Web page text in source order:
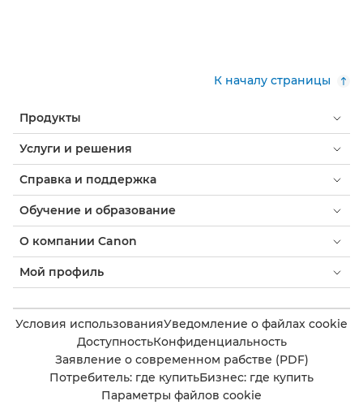
К началу страницы
Продукты
Услуги и решения
Справка и поддержка
Обучение и образование
О компании Canon
Мой профиль
Условия использованияУведомление о файлах cookie
ДоступностьКонфиденциальность
Заявление о современном рабстве (PDF)
Потребитель: где купитьБизнес: где купить
Параметры файлов cookie